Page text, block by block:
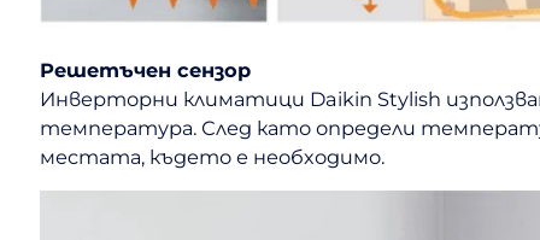
Решетъчен сензор
Инверторни климатици Daikin Stylish
температура. След като определи
местата, където е необходимо.